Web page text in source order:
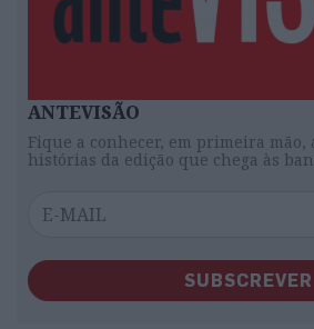
ANTEVISÃO
Fique a conhecer, em primeira
histórias da edição que chega às
SUBSCREVER